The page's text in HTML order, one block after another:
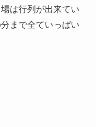
は行列が出来てい
まで全ていっぱい